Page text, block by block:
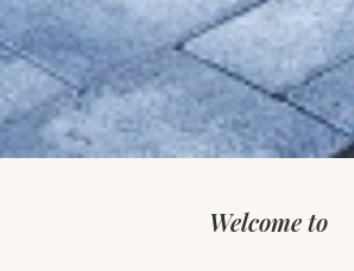
Welcome to